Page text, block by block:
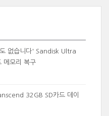
없습니다' Sandisk Ultra
메모리 복구
32GB SD카드 데이